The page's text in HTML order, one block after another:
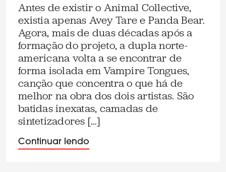
Antes de existir o Animal Collective,
existia apenas Avey Tare e Panda Bear.
Agora, mais de duas décadas após a
formação do projeto, a dupla norte-
americana volta a se encontrar de
forma isolada em Vampire Tongues,
canção que concentra o que há de
melhor na obra dos dois artistas. São
batidas inexatas, camadas de
sintetizadores […]
Continuar lendo